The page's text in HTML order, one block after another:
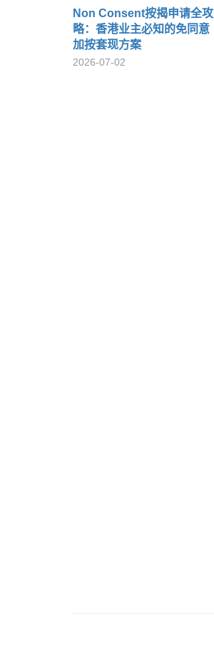
Non Consent按揭申请全攻
略：香港业主必知的免同意
加按套现方案
2026-07-02